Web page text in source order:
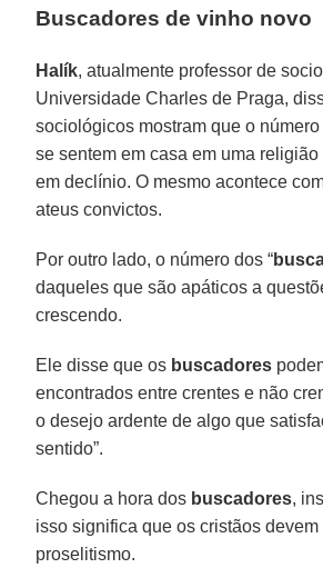
Buscadores de vinho novo
Halík, atualmente professor de
Universidade Charles de Praga,
sociológicos mostram que o
se sentem em casa em uma
em declínio. O mesmo acontece
ateus convictos.
Por outro lado, o número dos “
daqueles que são apáticos a
crescendo.
Ele disse que os buscadores
encontrados entre crentes e não
o desejo ardente de algo que
sentido”.
Chegou a hora dos buscadores,
isso significa que os cristãos devem
proselitismo.